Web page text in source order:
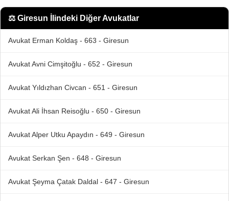
⚖️ Giresun İlindeki Diğer Avukatlar
Avukat Erman Koldaş - 663 - Giresun
Avukat Avni Cimşitoğlu - 652 - Giresun
Avukat Yıldızhan Civcan - 651 - Giresun
Avukat Ali İhsan Reisoğlu - 650 - Giresun
Avukat Alper Utku Apaydın - 649 - Giresun
Avukat Serkan Şen - 648 - Giresun
Avukat Şeyma Çatak Daldal - 647 - Giresun